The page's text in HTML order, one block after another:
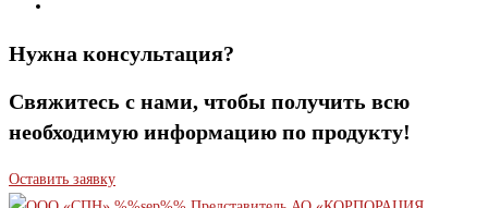
Нужна консультация?
Свяжитесь с нами, чтобы получить всю
необходимую информацию по продукту!
Оставить заявку